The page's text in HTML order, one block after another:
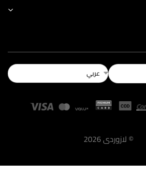
عربي
© لازوردى2026